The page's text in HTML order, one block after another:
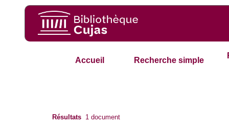
Accueil Recherche simple
Résultats 1 document